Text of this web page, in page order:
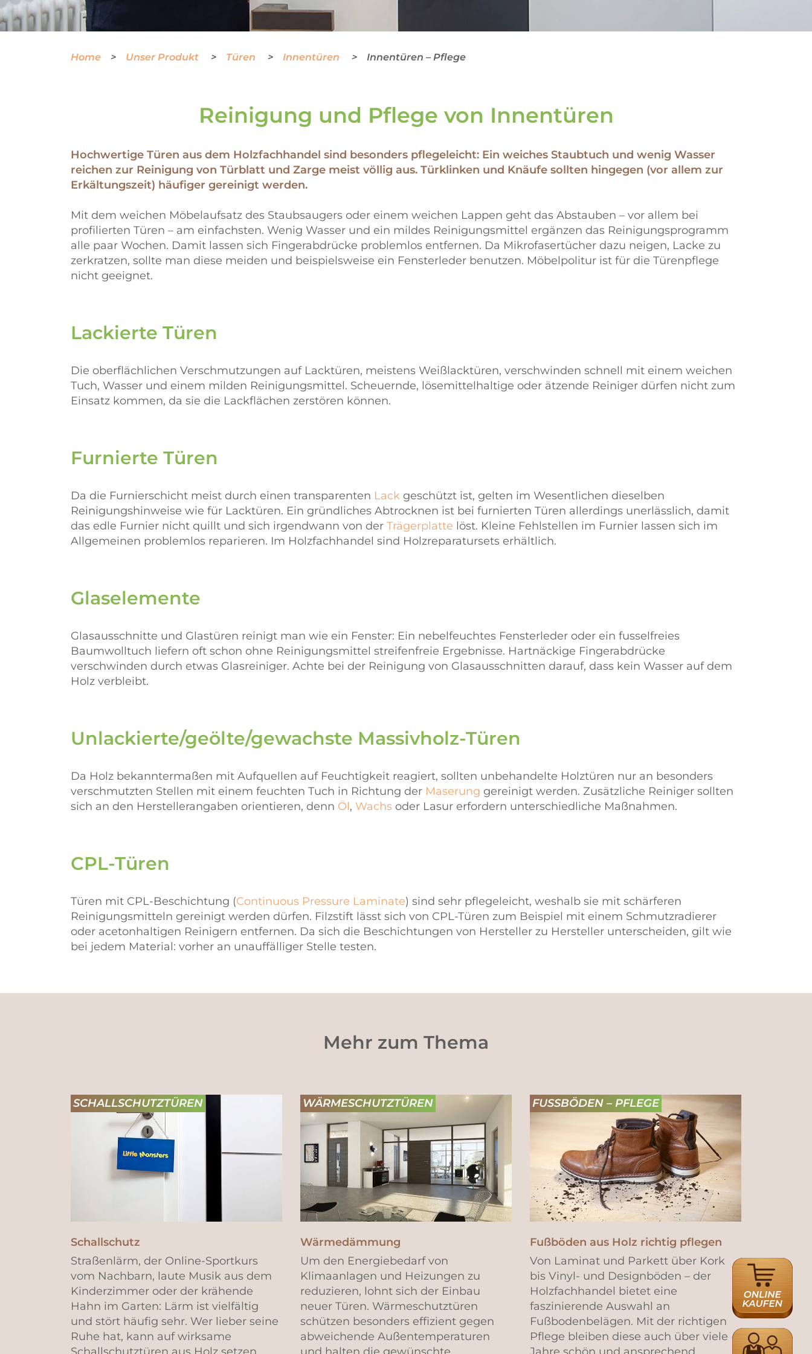
Home Unser Produkt Türen Innentüren Innentüren – Pflege
Reinigung und Pflege von Innentüren
Hochwertige Türen aus dem Holzfachhandel sind besonders pflegeleicht: Ein weiches Staubtuch und wenig Wasser
reichen zur Reinigung von Türblatt und Zarge meist völlig aus. Türklinken und Knäufe sollten hingegen (vor allem zur
Erkältungszeit) häufiger gereinigt werden.
Mit dem weichen Möbelaufsatz des Staubsaugers oder einem weichen Lappen geht das Abstauben – vor allem bei
profilierten Türen – am einfachsten. Wenig Wasser und ein mildes Reinigungsmittel ergänzen das Reinigungsprogramm
alle paar Wochen. Damit lassen sich Fingerabdrücke problemlos entfernen. Da Mikrofasertücher dazu neigen, Lacke zu
zerkratzen, sollte man diese meiden und beispielsweise ein Fensterleder benutzen. Möbelpolitur ist für die Türenpflege
nicht geeignet.
Lackierte Türen
Die oberflächlichen Verschmutzungen auf Lacktüren, meistens Weißlacktüren, verschwinden schnell mit einem weichen
Tuch, Wasser und einem milden Reinigungsmittel. Scheuernde, lösemittelhaltige oder ätzende Reiniger dürfen nicht zum
Einsatz kommen, da sie die Lackflächen zerstören können.
Furnierte Türen
Da die Furnierschicht meist durch einen transparenten Lack geschützt ist, gelten im Wesentlichen dieselben
Reinigungshinweise wie für Lacktüren. Ein gründliches Abtrocknen ist bei furnierten Türen allerdings unerlässlich, damit
das edle Furnier nicht quillt und sich irgendwann von der Trägerplatte löst. Kleine Fehlstellen im Furnier lassen sich im
Allgemeinen problemlos reparieren. Im Holzfachhandel sind Holzreparatursets erhältlich.
Glaselemente
Glasausschnitte und Glastüren reinigt man wie ein Fenster: Ein nebelfeuchtes Fensterleder oder ein fusselfreies
Baumwolltuch liefern oft schon ohne Reinigungsmittel streifenfreie Ergebnisse. Hartnäckige Fingerabdrücke
verschwinden durch etwas Glasreiniger. Achte bei der Reinigung von Glasausschnitten darauf, dass kein Wasser auf dem
Holz verbleibt.
Unlackierte/geölte/gewachste Massivholz-Türen
Da Holz bekanntermaßen mit Aufquellen auf Feuchtigkeit reagiert, sollten unbehandelte Holztüren nur an besonders
verschmutzten Stellen mit einem feuchten Tuch in Richtung der Maserung gereinigt werden. Zusätzliche Reiniger sollten
sich an den Herstellerangaben orientieren, denn Öl, Wachs oder Lasur erfordern unterschiedliche Maßnahmen.
CPL-Türen
Türen mit CPL-Beschichtung (Continuous Pressure Laminate) sind sehr pflegeleicht, weshalb sie mit schärferen
Reinigungsmitteln gereinigt werden dürfen. Filzstift lässt sich von CPL-Türen zum Beispiel mit einem Schmutzradierer
oder acetonhaltigen Reinigern entfernen. Da sich die Beschichtungen von Hersteller zu Hersteller unterscheiden, gilt wie
bei jedem Material: vorher an unauffälliger Stelle testen.
Mehr zum Thema
SCHALLSCHUTZTÜREN
Schallschutz
Straßenlärm, der Online-Sportkurs
vom Nachbarn, laute Musik aus dem
Kinderzimmer oder der krähende
Hahn im Garten: Lärm ist vielfältig
und stört häufig sehr. Wer lieber seine
Ruhe hat, kann auf wirksame
WÄRMESCHUTZTÜREN
Wärmedämmung
Um den Energiebedarf von
Klimaanlagen und Heizungen zu
reduzieren, lohnt sich der Einbau
neuer Türen. Wärmeschutztüren
schützen besonders effizient gegen
abweichende Außentemperaturen
FUSSBÖDEN – PFLEGE
Fußböden aus Holz richtig pflegen
Von Laminat und Parkett über Kork
bis Vinyl- und Designböden – der
Holzfachhandel bietet eine
faszinierende Auswahl an
Fußbodenbelägen. Mit der richtigen
Pflege bleiben diese auch über viele
ONLINE